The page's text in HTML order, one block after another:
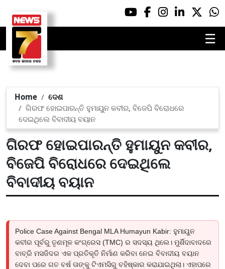
☰
Home
ଦେଶ
ଗିରଫ ହୋଇପାରନ୍ତି ହୁମାୟୁନ କବୀର, ବିଜେପି ବିରୋଧରେ
ଦେଇଥିଲେ ବିବାଦୀୟ ବୟାନ
ଗିରଫ ହୋଇପାରନ୍ତି ହୁମାୟୁନ କବୀର,
ବିଜେପି ବିରୋଧରେ ଦେଇଥିଲେ
ବିବାଦୀୟ ବୟାନ
Police Case Against Bengal MLA Humayun Kabir: ହୁମାୟୁନ
କବୀର ପୂର୍ବରୁ ତୃଣମୂଳ କଂଗ୍ରେସ (TMC) ର ସଦସ୍ୟ ଥିଲେ। ମୁର୍ଶିଦାବାଦରେ
ବାବ୍ରି ମସଜିଦର ଏକ ପ୍ରତିକୃତି ନିର୍ମାଣ କରିବା ନେଇ ବିବାଦୀୟ ବୟାନ
ଦେବା ପରେ ଗତ ବର୍ଷ ତାଙ୍କୁ ଟିଏମସିରୁ ବହିଷ୍କାର କରାଯାଇଥିଲା। ଏହାପରେ